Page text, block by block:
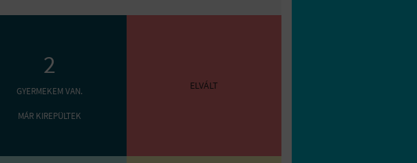
2
GYERMEKEM VAN.
MÁR KIREPÜLTEK
ELVÁLT